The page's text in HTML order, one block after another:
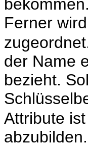
bekommen.
Ferner
der Name
bezieht.
Attribute
abzubilden.